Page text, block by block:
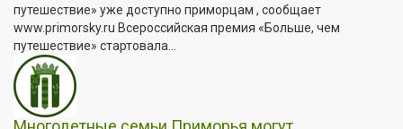
путешествие» уже доступно приморцам , сообщает
www.primorsky.ru Всероссийская премия «Больше, чем
путешествие» стартовала...